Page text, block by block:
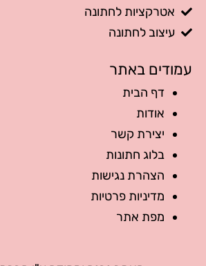
עמודים באתר
דף הבית
אודות
יצירת קשר
בלוג חתונות
הצהרת נגישות
מדיניות פרטיות
מפת אתר
אטרקציות לחתונה
עיצוב לחתונה